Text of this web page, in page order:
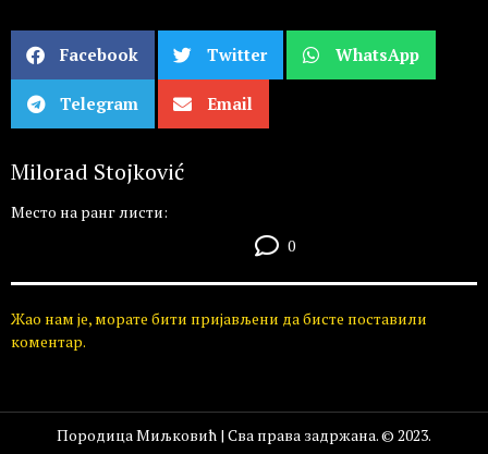
Facebook Twitter WhatsApp
Telegram Email
Milorad Stojković
Место на ранг листи:
0
Жао нам је, морате бити пријављени да бисте поставили
коментар.
Породица Миљковић | Сва права задржана. © 2023.